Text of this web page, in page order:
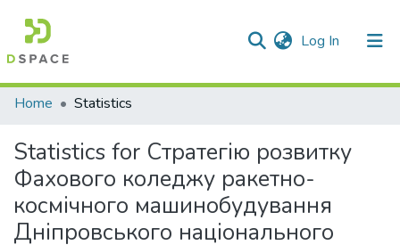
Log In (current)
Communities & Collections
Home Statistics
Statistics for Стратегію розвитку
Фахового коледжу ракетно-
космічного машинобудування
Дніпровського національного